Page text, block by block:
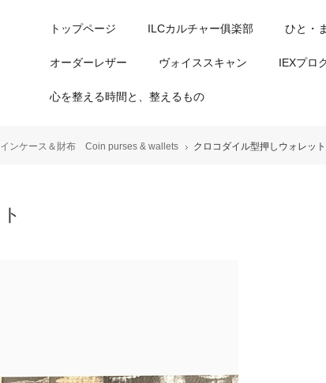
トップページ ILCカルチャー俱楽部 ひと・
オーダーレザー ヴォイススキャン IEXプロ
心を整える時間と、整えるもの
インケース＆財布 Coin purses & wallets クロコダイル型押しウォレット